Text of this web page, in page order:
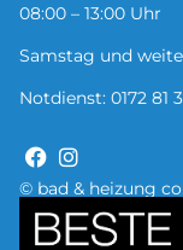
© bad & heizung
08:00 – 13:00 Uhr
Samstag und
Notdienst: 0172 81